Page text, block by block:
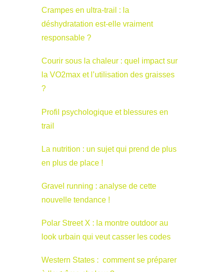
Crampes en ultra-trail : la
déshydratation est-elle vraiment
responsable ?
Courir sous la chaleur : quel impact sur
la VO2max et l’utilisation des graisses
?
Profil psychologique et blessures en
trail
La nutrition : un sujet qui prend de plus
en plus de place !
Gravel running : analyse de cette
nouvelle tendance !
Polar Street X : la montre outdoor au
look urbain qui veut casser les codes
Western States : comment se préparer